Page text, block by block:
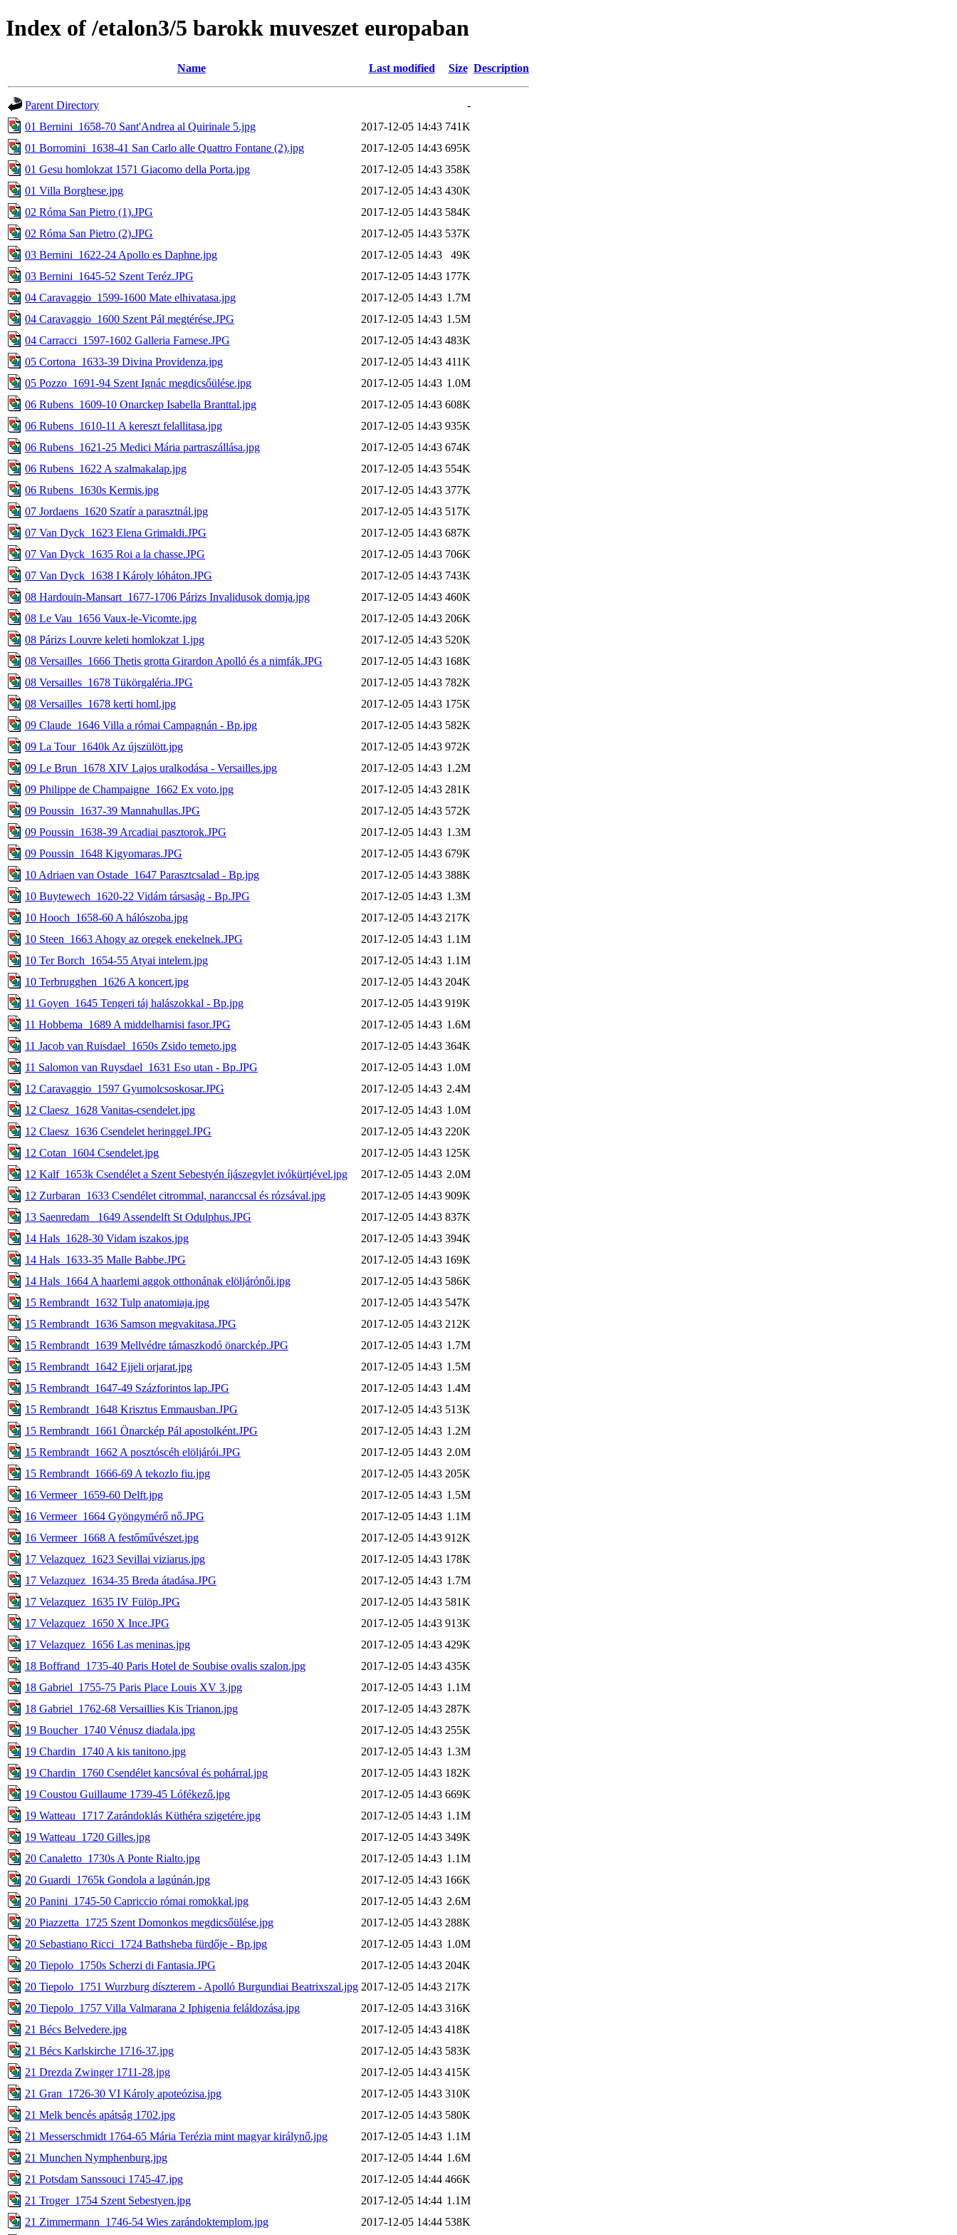
Index of /etalon3/5 barokk muveszet europaban
Name Last modified Size Description
Parent Directory
-
01 Bernini_1658-70 Sant'Andrea al Quirinale 5.jpg
2017-12-05 14:43 741K
01 Borromini_1638-41 San Carlo alle Quattro Fontane (2).jpg
2017-12-05 14:43 695K
01 Gesu homlokzat 1571 Giacomo della Porta.jpg
2017-12-05 14:43 358K
01 Villa Borghese.jpg
2017-12-05 14:43 430K
02 Róma San Pietro (1).JPG
2017-12-05 14:43 584K
02 Róma San Pietro (2).JPG
2017-12-05 14:43 537K
03 Bernini_1622-24 Apollo es Daphne.jpg
2017-12-05 14:43
49K
03 Bernini_1645-52 Szent Teréz.JPG
2017-12-05 14:43 177K
04 Caravaggio_1599-1600 Mate elhivatasa.jpg
2017-12-05 14:43 1.7M
04 Caravaggio_1600 Szent Pál megtérése.JPG
2017-12-05 14:43 1.5M
04 Carracci_1597-1602 Galleria Farnese.JPG
2017-12-05 14:43 483K
05 Cortona_1633-39 Divina Providenza.jpg
2017-12-05 14:43 411K
05 Pozzo_1691-94 Szent Ignác megdicsőülése.jpg
2017-12-05 14:43 1.0M
06 Rubens_1609-10 Onarckep Isabella Branttal.jpg
2017-12-05 14:43 608K
06 Rubens_1610-11 A kereszt felallitasa.jpg
2017-12-05 14:43 935K
06 Rubens_1621-25 Medici Mária partraszállása.jpg
2017-12-05 14:43 674K
06 Rubens_1622 A szalmakalap.jpg
2017-12-05 14:43 554K
06 Rubens_1630s Kermis.jpg
2017-12-05 14:43 377K
07 Jordaens_1620 Szatír a parasztnál.jpg
2017-12-05 14:43 517K
07 Van Dyck_1623 Elena Grimaldi.JPG
2017-12-05 14:43 687K
07 Van Dyck_1635 Roi a la chasse.JPG
2017-12-05 14:43 706K
07 Van Dyck_1638 I Károly lóháton.JPG
2017-12-05 14:43 743K
08 Hardouin-Mansart_1677-1706 Párizs Invalidusok domja.jpg
2017-12-05 14:43 460K
08 Le Vau_1656 Vaux-le-Vicomte.jpg
2017-12-05 14:43 206K
08 Párizs Louvre keleti homlokzat 1.jpg
2017-12-05 14:43 520K
08 Versailles_1666 Thetis grotta Girardon Apolló és a nimfák.JPG
2017-12-05 14:43 168K
08 Versailles_1678 Tükörgaléria.JPG
2017-12-05 14:43 782K
08 Versailles_1678 kerti homl.jpg
2017-12-05 14:43 175K
09 Claude_1646 Villa a római Campagnán - Bp.jpg
2017-12-05 14:43 582K
09 La Tour_1640k Az újszülött.jpg
2017-12-05 14:43 972K
09 Le Brun_1678 XIV Lajos uralkodása - Versailles.jpg
2017-12-05 14:43 1.2M
09 Philippe de Champaigne_1662 Ex voto.jpg
2017-12-05 14:43 281K
09 Poussin_1637-39 Mannahullas.JPG
2017-12-05 14:43 572K
09 Poussin_1638-39 Arcadiai pasztorok.JPG
2017-12-05 14:43 1.3M
09 Poussin_1648 Kigyomaras.JPG
2017-12-05 14:43 679K
10 Adriaen van Ostade_1647 Parasztcsalad - Bp.jpg
2017-12-05 14:43 388K
10 Buytewech_1620-22 Vidám társaság - Bp.JPG
2017-12-05 14:43 1.3M
10 Hooch_1658-60 A hálószoba.jpg
2017-12-05 14:43 217K
10 Steen_1663 Ahogy az oregek enekelnek.JPG
2017-12-05 14:43 1.1M
10 Ter Borch_1654-55 Atyai intelem.jpg
2017-12-05 14:43 1.1M
10 Terbrugghen_1626 A koncert.jpg
2017-12-05 14:43 204K
11 Goyen_1645 Tengeri táj halászokkal - Bp.jpg
2017-12-05 14:43 919K
11 Hobbema_1689 A middelharnisi fasor.JPG
2017-12-05 14:43 1.6M
11 Jacob van Ruisdael_1650s Zsido temeto.jpg
2017-12-05 14:43 364K
11 Salomon van Ruysdael_1631 Eso utan - Bp.JPG
2017-12-05 14:43 1.0M
12 Caravaggio_1597 Gyumolcsoskosar.JPG
2017-12-05 14:43 2.4M
12 Claesz_1628 Vanitas-csendelet.jpg
2017-12-05 14:43 1.0M
12 Claesz_1636 Csendelet heringgel.JPG
2017-12-05 14:43 220K
12 Cotan_1604 Csendelet.jpg
2017-12-05 14:43 125K
12 Kalf_1653k Csendélet a Szent Sebestyén íjászegylet ivókürtjével.jpg
2017-12-05 14:43 2.0M
12 Zurbaran_1633 Csendélet citrommal, naranccsal és rózsával.jpg
2017-12-05 14:43 909K
13 Saenredam _1649 Assendelft St Odulphus.JPG
2017-12-05 14:43 837K
14 Hals_1628-30 Vidam iszakos.jpg
2017-12-05 14:43 394K
14 Hals_1633-35 Malle Babbe.JPG
2017-12-05 14:43 169K
14 Hals_1664 A haarlemi aggok otthonának elöljárónői.jpg
2017-12-05 14:43 586K
15 Rembrandt_1632 Tulp anatomiaja.jpg
2017-12-05 14:43 547K
15 Rembrandt_1636 Samson megvakitasa.JPG
2017-12-05 14:43 212K
15 Rembrandt_1639 Mellvédre támaszkodó önarckép.JPG
2017-12-05 14:43 1.7M
15 Rembrandt_1642 Ejjeli orjarat.jpg
2017-12-05 14:43 1.5M
15 Rembrandt_1647-49 Százforintos lap.JPG
2017-12-05 14:43 1.4M
15 Rembrandt_1648 Krisztus Emmausban.JPG
2017-12-05 14:43 513K
15 Rembrandt_1661 Önarckép Pál apostolként.JPG
2017-12-05 14:43 1.2M
15 Rembrandt_1662 A posztóscéh elöljárói.JPG
2017-12-05 14:43 2.0M
15 Rembrandt_1666-69 A tekozlo fiu.jpg
2017-12-05 14:43 205K
16 Vermeer_1659-60 Delft.jpg
2017-12-05 14:43 1.5M
16 Vermeer_1664 Gyöngymérő nő.JPG
2017-12-05 14:43 1.1M
16 Vermeer_1668 A festőművészet.jpg
2017-12-05 14:43 912K
17 Velazquez_1623 Sevillai viziarus.jpg
2017-12-05 14:43 178K
17 Velazquez_1634-35 Breda átadása.JPG
2017-12-05 14:43 1.7M
17 Velazquez_1635 IV Fülöp.JPG
2017-12-05 14:43 581K
17 Velazquez_1650 X Ince.JPG
2017-12-05 14:43 913K
17 Velazquez_1656 Las meninas.jpg
2017-12-05 14:43 429K
18 Boffrand_1735-40 Paris Hotel de Soubise ovalis szalon.jpg
2017-12-05 14:43 435K
18 Gabriel_1755-75 Paris Place Louis XV 3.jpg
2017-12-05 14:43 1.1M
18 Gabriel_1762-68 Versaillies Kis Trianon.jpg
2017-12-05 14:43 287K
19 Boucher_1740 Vénusz diadala.jpg
2017-12-05 14:43 255K
19 Chardin_1740 A kis tanitono.jpg
2017-12-05 14:43 1.3M
19 Chardin_1760 Csendélet kancsóval és pohárral.jpg
2017-12-05 14:43 182K
19 Coustou Guillaume 1739-45 Lófékező.jpg
2017-12-05 14:43 669K
19 Watteau_1717 Zarándoklás Küthéra szigetére.jpg
2017-12-05 14:43 1.1M
19 Watteau_1720 Gilles.jpg
2017-12-05 14:43 349K
20 Canaletto_1730s A Ponte Rialto.jpg
2017-12-05 14:43 1.1M
20 Guardi_1765k Gondola a lagúnán.jpg
2017-12-05 14:43 166K
20 Panini_1745-50 Capriccio római romokkal.jpg
2017-12-05 14:43 2.6M
20 Piazzetta_1725 Szent Domonkos megdicsőülése.jpg
2017-12-05 14:43 288K
20 Sebastiano Ricci_1724 Bathsheba fürdője - Bp.jpg
2017-12-05 14:43 1.0M
20 Tiepolo_1750s Scherzi di Fantasia.JPG
2017-12-05 14:43 204K
20 Tiepolo_1751 Wurzburg díszterem - Apolló Burgundiai Beatrixszal.jpg 2017-12-05 14:43 217K
20 Tiepolo_1757 Villa Valmarana 2 Iphigenia feláldozása.jpg
2017-12-05 14:43 316K
21 Bécs Belvedere.jpg
2017-12-05 14:43 418K
21 Bécs Karlskirche 1716-37.jpg
2017-12-05 14:43 583K
21 Drezda Zwinger 1711-28.jpg
2017-12-05 14:43 415K
21 Gran_1726-30 VI Károly apoteózisa.jpg
2017-12-05 14:43 310K
21 Melk bencés apátság 1702.jpg
2017-12-05 14:43 580K
21 Messerschmidt 1764-65 Mária Terézia mint magyar királynő.jpg
2017-12-05 14:43 1.1M
21 Munchen Nymphenburg.jpg
2017-12-05 14:44 1.6M
21 Potsdam Sanssouci 1745-47.jpg
2017-12-05 14:44 466K
21 Troger_1754 Szent Sebestyen.jpg
2017-12-05 14:44 1.1M
21 Zimmermann_1746-54 Wies zarándoktemplom.jpg
2017-12-05 14:44 538K